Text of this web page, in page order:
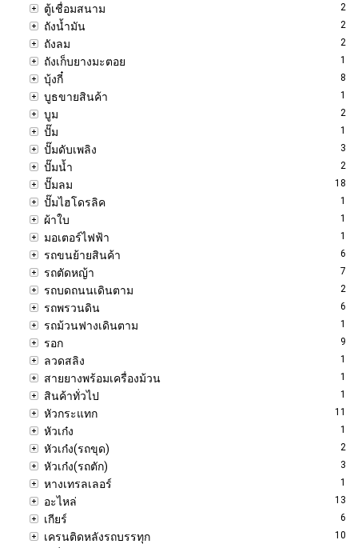
ตู้เชื่อมสนาม 2
ถังน้ำมัน 2
ถังลม 2
ถังเก็บยางมะตอย 1
บุ้งกี๋ 8
บูธขายสินค้า 1
บูม 2
ปั๊ม 1
ปั๊มดับเพลิง 3
ปั๊มน้ำ 2
ปั๊มลม 18
ปั๊มไฮโดรลิค 1
ผ้าใบ 1
มอเตอร์ไฟฟ้า 1
รถขนย้ายสินค้า 6
รถตัดหญ้า 7
รถบดถนนเดินตาม 2
รถพรวนดิน 6
รถม้วนฟางเดินตาม 1
รอก 9
ลวดสลิง 1
สายยางพร้อมเครื่องม้วน 1
สินค้าทั่วไป 1
หัวกระแทก 11
หัวเก๋ง 1
หัวเก๋ง(รถขุด) 2
หัวเก๋ง(รถตัก) 3
หางเทรลเลอร์ 1
อะไหล่ 13
เกียร์ 6
เครนติดหลังรถบรรทุก 10